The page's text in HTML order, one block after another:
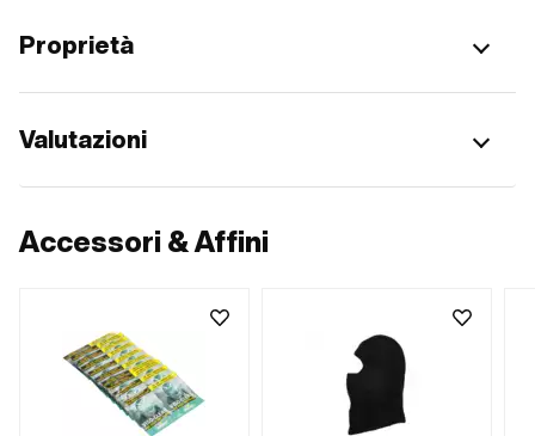
Proprietà
Valutazioni
Accessori & Affini